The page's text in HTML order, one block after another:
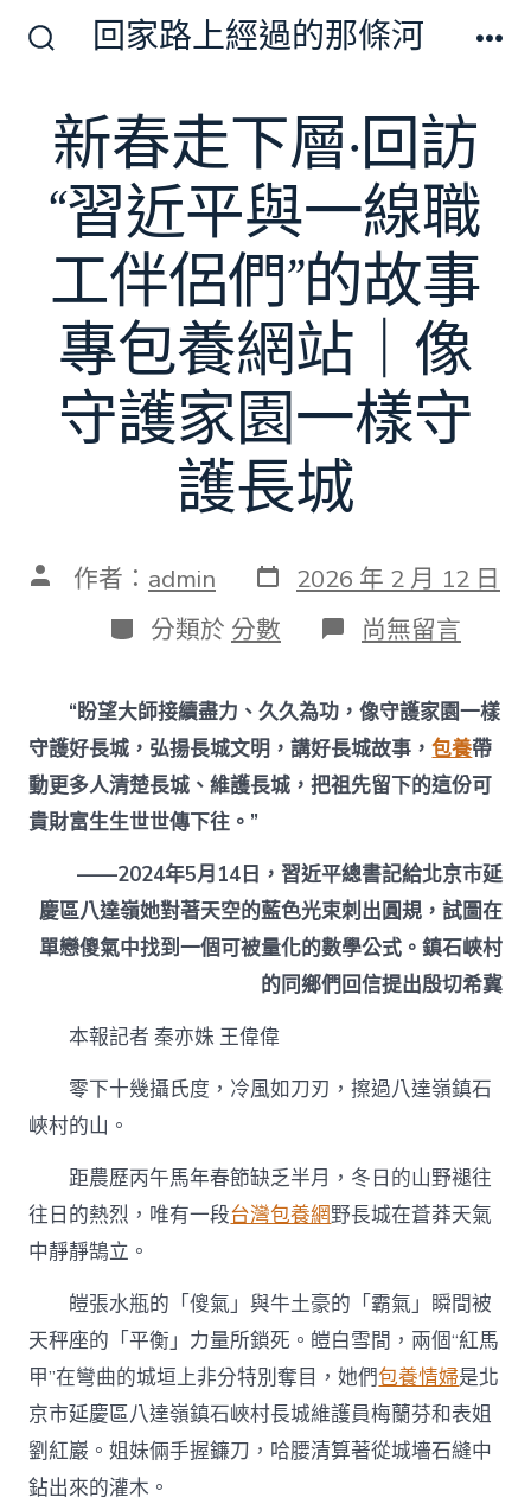
切
換
開
關
回家路上經過的那條河
新春走下層·回訪
“習近平與一線職
工伴侶們”的故事
專包養網站｜像
守護家園一樣守
護長城
文 作者： admin 發
表
日
期
2026 年 2 月 12 日
分
類
分類於 分數 在
〈新
走
下
層
·
回
近
平
與
一
線
職
們”
的
專
包
養
｜
像
守
護
家
園
一
樣
尚無留言
“盼望大師接續盡力、久久為功，像守護家園一樣
守護好長城，弘揚長城文明，講好長城故事，包養帶
動更多人清楚長城、維護長城，把祖先留下的這份可
貴財富生生世世傳下往。”
——2024年5月14日，習近平總書記給北京市延
慶區八達嶺她對著天空的藍色光束刺出圓規，試圖在
單戀傻氣中找到一個可被量化的數學公式。鎮石峽村
的同鄉們回信提出殷切希冀
本報記者 秦亦姝 王偉偉
零下十幾攝氏度，冷風如刀刃，擦過八達嶺鎮石
峽村的山。
距農歷丙午馬年春節缺乏半月，冬日的山野褪往
往日的熱烈，唯有一段台灣包養網野長城在蒼莽天氣
中靜靜鵠立。
皚張水瓶的「傻氣」與牛土豪的「霸氣」瞬間被
天秤座的「平衡」力量所鎖死。皚白雪間，兩個“紅馬
甲”在彎曲的城垣上非分特別奪目，她們包養情婦是北
京市延慶區八達嶺鎮石峽村長城維護員梅蘭芬和表姐
劉紅巖。姐妹倆手握鐮刀，哈腰清算著從城墻石縫中
鉆出來的灌木。